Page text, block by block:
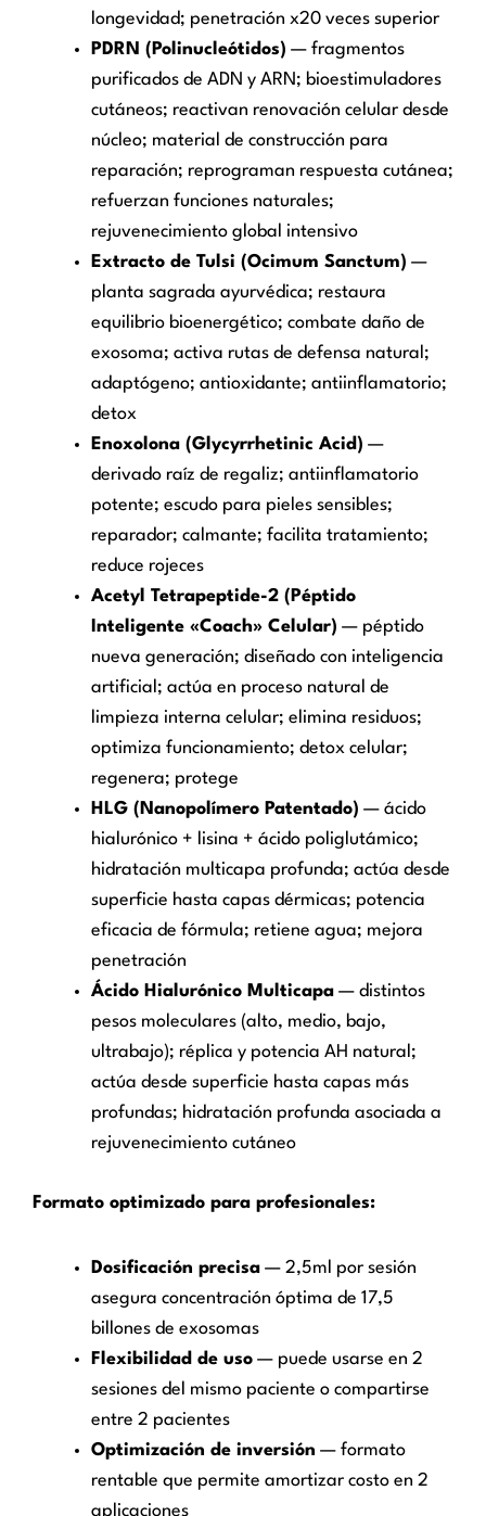
longevidad; penetración x20 veces superior
PDRN (Polinucleótidos) — fragmentos
purificados de ADN y ARN; bioestimuladores
cutáneos; reactivan renovación celular desde
núcleo; material de construcción para
reparación; reprograman respuesta cutánea;
refuerzan funciones naturales;
rejuvenecimiento global intensivo
Extracto de Tulsi (Ocimum Sanctum) —
planta sagrada ayurvédica; restaura
equilibrio bioenergético; combate daño de
exosoma; activa rutas de defensa natural;
adaptógeno; antioxidante; antiinflamatorio;
detox
Enoxolona (Glycyrrhetinic Acid) —
derivado raíz de regaliz; antiinflamatorio
potente; escudo para pieles sensibles;
reparador; calmante; facilita tratamiento;
reduce rojeces
Acetyl Tetrapeptide-2 (Péptido
Inteligente «Coach» Celular) — péptido
nueva generación; diseñado con inteligencia
artificial; actúa en proceso natural de
limpieza interna celular; elimina residuos;
optimiza funcionamiento; detox celular;
regenera; protege
HLG (Nanopolímero Patentado) — ácido
hialurónico + lisina + ácido poliglutámico;
hidratación multicapa profunda; actúa desde
superficie hasta capas dérmicas; potencia
eficacia de fórmula; retiene agua; mejora
penetración
Ácido Hialurónico Multicapa — distintos
pesos moleculares (alto, medio, bajo,
ultrabajo); réplica y potencia AH natural;
actúa desde superficie hasta capas más
profundas; hidratación profunda asociada a
rejuvenecimiento cutáneo
Formato optimizado para profesionales:
Dosificación precisa — 2,5ml por sesión
asegura concentración óptima de 17,5
billones de exosomas
Flexibilidad de uso — puede usarse en 2
sesiones del mismo paciente o compartirse
entre 2 pacientes
Optimización de inversión — formato
rentable que permite amortizar costo en 2
aplicaciones